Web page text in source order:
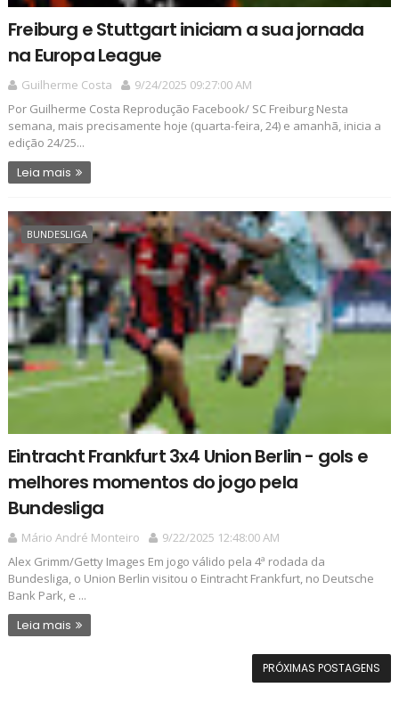
Freiburg e Stuttgart iniciam a sua jornada
na Europa League
Guilherme Costa
9/24/2025 09:27:00 AM
Por Guilherme Costa Reprodução Facebook/ SC Freiburg Nesta
semana, mais precisamente hoje (quarta-feira, 24) e amanhã, inicia a
edição 24/25...
Leia mais
BUNDESLIGA
Eintracht Frankfurt 3x4 Union Berlin - gols e
melhores momentos do jogo pela
Bundesliga
Mário André Monteiro
9/22/2025 12:48:00 AM
Alex Grimm/Getty Images Em jogo válido pela 4ª rodada da
Bundesliga, o Union Berlin visitou o Eintracht Frankfurt, no Deutsche
Bank Park, e ...
Leia mais
PRÓXIMAS POSTAGENS